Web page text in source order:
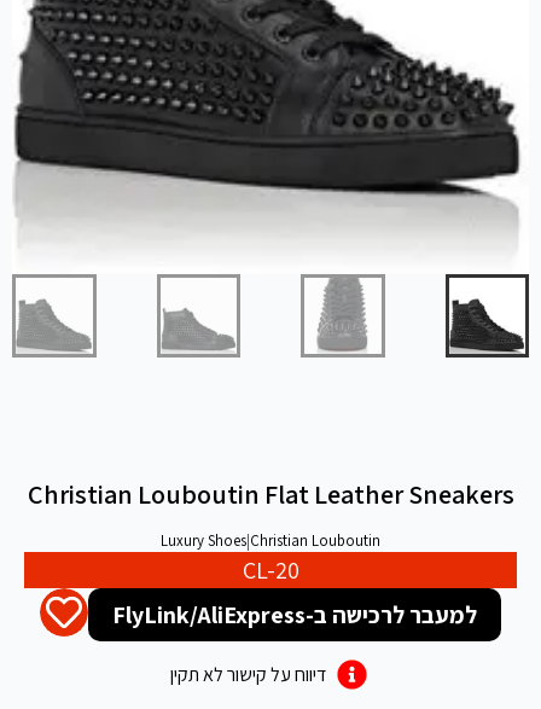
Christian Louboutin Flat Leather Sneakers
Christian Louboutin
|
Luxury Shoes
CL-20
למעבר לרכישה ב-FlyLink/AliExpress
דיווח על קישור לא תקין